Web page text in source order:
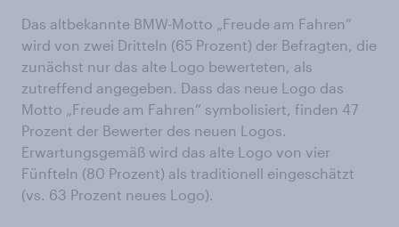
Das altbekannte BMW-Motto „Freude am Fahren“
wird von zwei Dritteln (65 Prozent) der Befragten, die
zunächst nur das alte Logo bewerteten, als
zutreffend angegeben. Dass das neue Logo das
Motto „Freude am Fahren“ symbolisiert, finden 47
Prozent der Bewerter des neuen Logos.
Erwartungsgemäß wird das alte Logo von vier
Fünfteln (80 Prozent) als traditionell eingeschätzt
(vs. 63 Prozent neues Logo).